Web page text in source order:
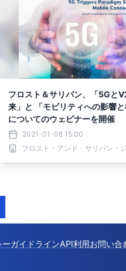
フロスト＆サリバン、「5Gと
来」と 「モビリティへの影響と
についてのウェビナーを開催
2021-01-08 15:00
ーガイドラインAPI利用お問い合